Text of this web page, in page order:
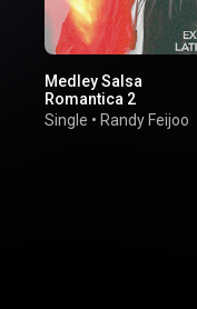
Medley Salsa
Romantica 2
Single • Randy Feijoo